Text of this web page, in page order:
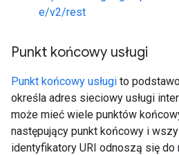
e/v2/rest
Punkt końcowy usługi
Punkt końcowy usługi to
określa adres sieciowy usługi
może mieć wiele punktów
następujący punkt końcowy i
identyfikatory URI odnoszą się do